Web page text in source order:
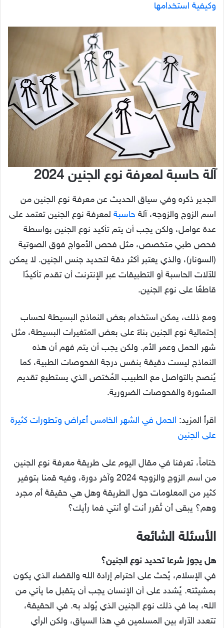
وكيفية استخدامها
آلة حاسبة لمعرفة نوع الجنين 2024
الجدير ذكره وفي سياق الحديث عن معرفة نوع الجنين من
اسم الزوج والزوجه، آلة حاسبة لمعرفة نوع الجنين تعتمد على
عدة عوامل، ولكن يجب أن يتم تأكيد نوع الجنين بواسطة
فحص طبي متخصص، مثل فحص الأمواج فوق الصوتية
(السونار)، والذي يعتبر أكثر دقة لتحديد جنس الجنين. لا يمكن
للآلات الحاسبة أو التطبيقات عبر الإنترنت أن تقدم تأكيدًا
قاطعًا على نوع الجنين.
ومع ذلك، يمكن استخدام بعض النماذج البسيطة لحساب
إحتمالية نوع الجنين بناءً على بعض المتغيرات البسيطة، مثل
شهر الحمل وعمر الأم. ولكن يجب أن يتم فهم أن هذه
النماذج ليست دقيقة بنفس درجة الفحوصات الطبية، كما
يُنصح بالتواصل مع الطبيب المُختص الذي يستطيع تقديم
المشورة والفحوصات الضرورية.
اقرأ المزيد: الحمل في الشهر الخامس أعراض وتطورات كثيرة
على الجنين
ختاماً، تعرفنا في مقال اليوم على طريقة معرفة نوع الجنين
من اسم الزوج والزوجه 2024 وآخر دورة، وفيه قمنا بتوفير
كثير من المعلومات حول الطريقة وهل هي حقيقة أم مجرد
وهم؟ يبقى أن تُقرر أنت أو أنتي فما رأيك؟
الأسئلة الشائعة
هل يجوز شرعا تحديد نوع الجنين؟
في الإسلام، يُحث على احترام إرادة الله والقضاء الذي يكون
بمشيئته. يُشدد على أن الإنسان يجب أن يتقبل ما يأتي من
الله، بما في ذلك نوع الجنين الذي يُولد به. في الحقيقة،
تتعدد الآراء بين المسلمين في هذا السياق، ولكن الرأي